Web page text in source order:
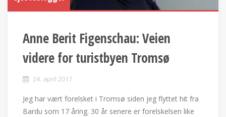
Anne Berit Figenschau: Veien
videre for turistbyen Tromsø
24. april 2017
Jeg har vært forelsket i Tromsø siden jeg flyttet hit fra
Bardu som 17 åring. 30 år senere er forelskelsen like